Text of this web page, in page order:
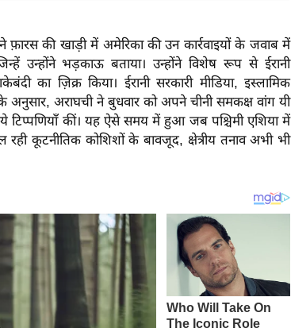
फ़ारस की खाड़ी में अमेरिका की उन कार्रवाइयों के जवाब में
उन्होंने भड़काऊ बताया। उन्होंने विशेष रूप से ईरानी
का ज़िक्र किया। ईरानी सरकारी मीडिया, इस्लामिक
अनुसार, अराघची ने बुधवार को अपने चीनी समकक्ष वांग यी
टिप्पणियाँ कीं। यह ऐसे समय में हुआ जब पश्चिमी एशिया में
कूटनीतिक कोशिशों के बावजूद, क्षेत्रीय तनाव अभी भी